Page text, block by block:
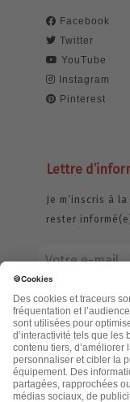
Facebook
Twitter
YouTube
Instagram
Pinterest
Lettre
Je m’inscris à
rester
jamais échangée.